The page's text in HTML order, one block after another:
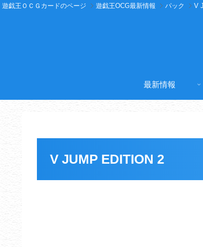
遊戯王ＯＣＧカードのページ 遊戯王OCG最新情報 パック V
最新情報
V JUMP EDITION 2